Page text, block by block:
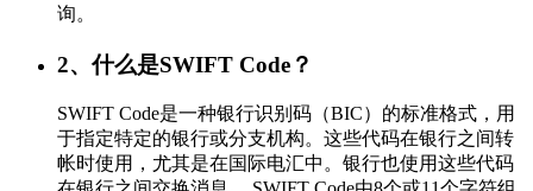
询。
2、什么是SWIFT Code？
SWIFT Code是一种银行识别码（BIC）的标准格式，用
于指定特定的银行或分支机构。这些代码在银行之间转
帐时使用，尤其是在国际电汇中。银行也使用这些代码